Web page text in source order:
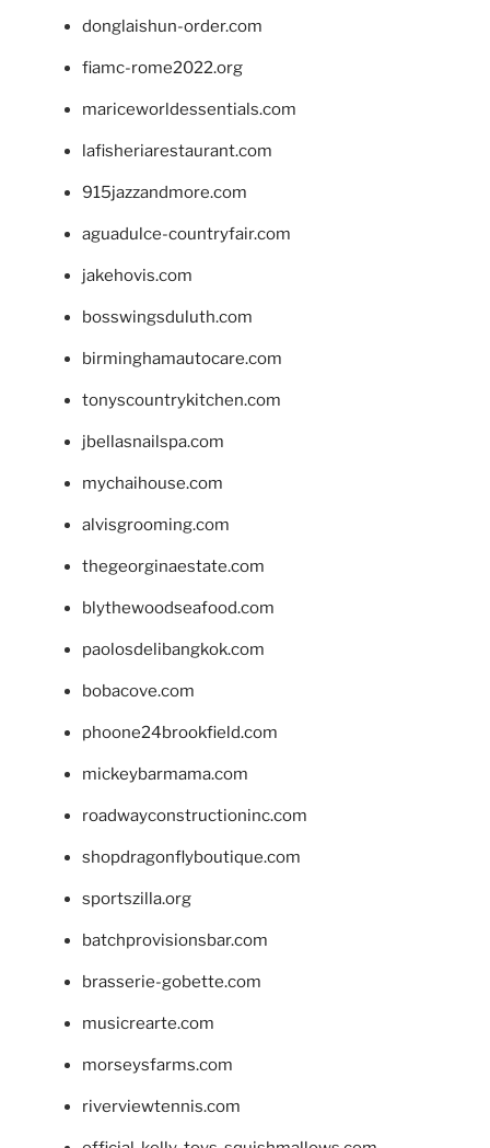
donglaishun-order.com
fiamc-rome2022.org
mariceworldessentials.com
lafisheriarestaurant.com
915jazzandmore.com
aguadulce-countryfair.com
jakehovis.com
bosswingsduluth.com
birminghamautocare.com
tonyscountrykitchen.com
jbellasnailspa.com
mychaihouse.com
alvisgrooming.com
thegeorginaestate.com
blythewoodseafood.com
paolosdelibangkok.com
bobacove.com
phoone24brookfield.com
mickeybarmama.com
roadwayconstructioninc.com
shopdragonflyboutique.com
sportszilla.org
batchprovisionsbar.com
brasserie-gobette.com
musicrearte.com
morseysfarms.com
riverviewtennis.com